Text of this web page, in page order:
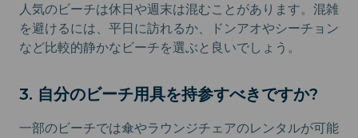
人気のビーチは休日や週末は混むことがあります。混雑
を避けるには、平日に訪れるか、ドンアオやシーチョン
など比較的静かなビーチを選ぶと良いでしょう。
3. 自分のビーチ用具を持参すべきですか?
一部のビーチでは傘やラウンジチェアのレンタルが可能